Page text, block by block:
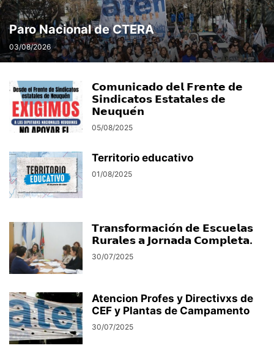
Paro Nacional de CTERA
03/08/2026
𝗖𝗼𝗺𝘂𝗻𝗶𝗰𝗮𝗱𝗼 𝗱𝗲𝗹 𝗙𝗿𝗲𝗻𝘁𝗲 𝗱𝗲
𝗦𝗶𝗻𝗱𝗶𝗰𝗮𝘁𝗼𝘀 𝗘𝘀𝘁𝗮𝘁𝗮𝗹𝗲𝘀 𝗱𝗲
𝗡𝗲𝘂𝗾𝘂𝗲́𝗻
05/08/2025
Territorio educativo
01/08/2025
𝗧𝗿𝗮𝗻𝘀𝗳𝗼𝗿𝗺𝗮𝗰𝗶𝗼́𝗻 𝗱𝗲 𝗘𝘀𝗰𝘂𝗲𝗹𝗮𝘀
𝗥𝘂𝗿𝗮𝗹𝗲𝘀 𝗮 𝗝𝗼𝗿𝗻𝗮𝗱𝗮 𝗖𝗼𝗺𝗽𝗹𝗲𝘁𝗮.
30/07/2025
Atencion Profes y Directivxs de
CEF y Plantas de Campamento
30/07/2025